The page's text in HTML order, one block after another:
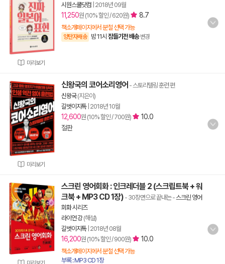
미리보기
시원스쿨닷컴 2018년 09월
11,250원 (10% 할인 / 620원) 8.7
책소개페이지에서 분철 선택 가능
양탄자배송 밤 11시 잠들기전 배송 변경
미리보기
신왕국의 코어소리영어 - 스토리텔링 훈련 편
신왕국(지은이)
길벗이지톡| 2018년 10월
12,600원 (10% 할인 / 700원)
10.0
절판
스크린 영어회화 : 인크레더블 2 (스크립트북 + 워
크북 + MP3 CD 1장) - 30장면으로 끝내는-스크린 영어
회화 시리즈
라이언 강(해설)
길벗이지톡| 2018년 08월
16,200원 (10% 할인 / 900원) 10.0
책소개페이지에서 분철 선택 가능
부록 : MP3 CD 1장